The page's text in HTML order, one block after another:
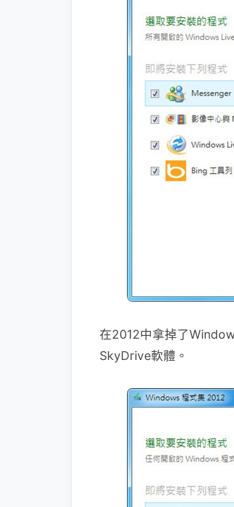
在2012中拿掉了
SkyDrive軟體。